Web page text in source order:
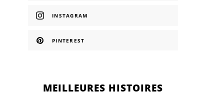
INSTAGRAM
PINTEREST
MEILLEURES HISTOIRES